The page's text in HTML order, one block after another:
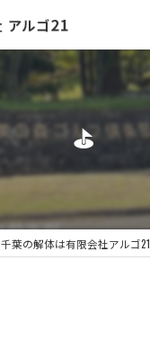
⛳️
千葉の解体は有限会社アルゴ21